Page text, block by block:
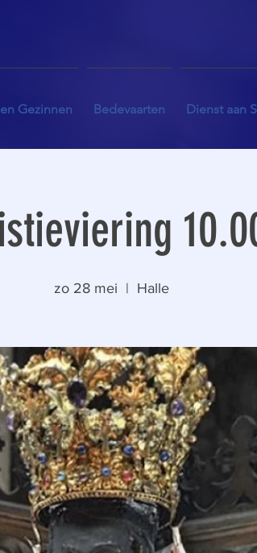
Gezinnen Bedevaarten Dienst aan
zo 28 mei
  |
Halle